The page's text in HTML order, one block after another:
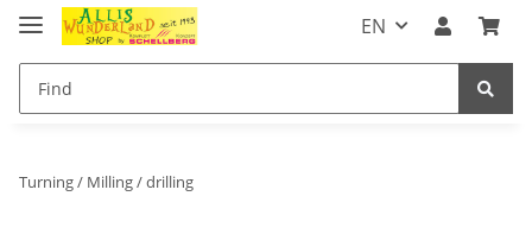
EN
Turning / Milling / drilling